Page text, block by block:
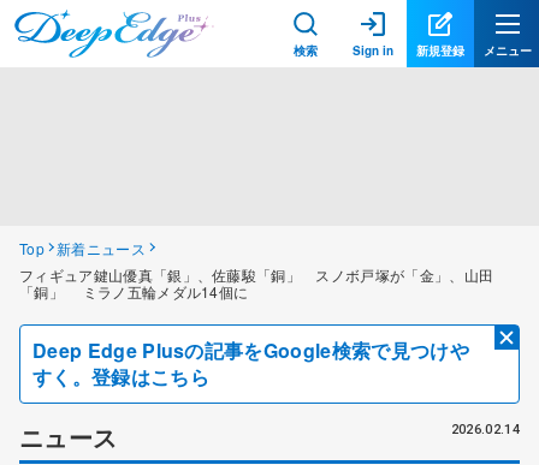
検索 Sign in 新規登録 メニュー
Top 新着ニュース
フィギュア鍵山優真「銀」、佐藤駿「銅」 スノボ戸塚が「金」、山田
「銅」 ミラノ五輪メダル14個に
Deep Edge Plusの記事をGoogle検索で見つけや
すく。登録はこちら
ニュース 2026.02.14